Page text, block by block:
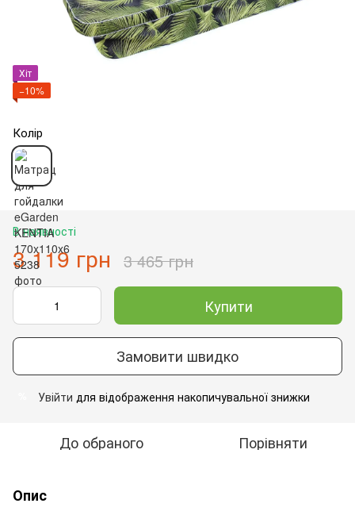
Хіт
−10%
Колір
В наявності
3 119 грн 3 465 грн
Купити
Замовити швидко
Увійти для відображення накопичувальної знижки
До обраного Порівняти
Опис